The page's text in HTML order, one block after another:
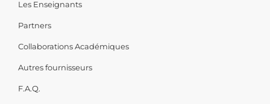
Les Enseignants
Partners
Collaborations Académiques
Autres fournisseurs
F.A.Q.